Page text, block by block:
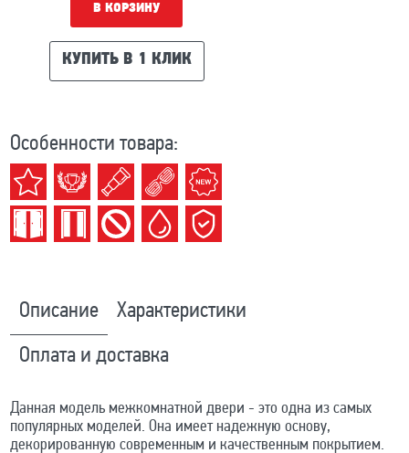
В КОРЗИНУ
КУПИТЬ В 1 КЛИК
Особенности товара:
Описание Характеристики
Оплата и доставка
Данная модель межкомнатной двери - это одна из самых
популярных моделей. Она имеет надежную основу,
декорированную современным и качественным покрытием.